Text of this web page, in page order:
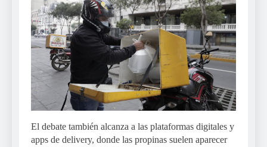
El debate también alcanza a las plataformas digitales y
apps de delivery, donde las propinas suelen aparecer